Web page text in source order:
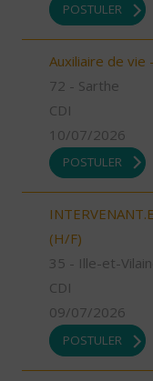
POSTULER
Auxiliaire de vie
72 - Sarthe
CDI
10/07/2026
POSTULER
(H/F)
35 - Ille-et-
CDI
09/07/2026
POSTULER